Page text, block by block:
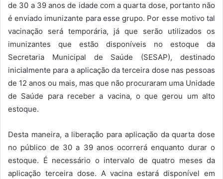
de 30 a 39 anos de idade com a quarta dose, portanto não
é enviado imunizante para esse grupo. Por esse motivo tal
vacinação será temporária, já que serão utilizados os
imunizantes que estão disponíveis no estoque da
Secretaria Municipal de Saúde (SESAP), destinado
inicialmente para a aplicação da terceira dose nas pessoas
de 12 anos ou mais, mas que não procuraram uma Unidade
de Saúde para receber a vacina, o que gerou um alto
estoque.
Desta maneira, a liberação para aplicação da quarta dose
no público de 30 a 39 anos ocorrerá enquanto durar o
estoque. É necessário o intervalo de quatro meses da
aplicação terceira dose. A vacina estará disponível em